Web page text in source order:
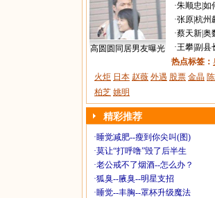
高圆圆同居男友曝光
·朱顺忠 如
·张原|杭州
·蔡天新|奥
·王攀|副县
热点标签：
火炬 日本 赵薇 外遇 股票 金晶
柏芝 姚明
精彩推荐
·睡觉减肥--瘦到你尖叫(图)
·莫让“打呼噜”毁了后半生
·老公戒不了烟酒--怎么办？
·狐臭--腋臭--明星支招
·睡觉--丰胸--罩杯升级魔法